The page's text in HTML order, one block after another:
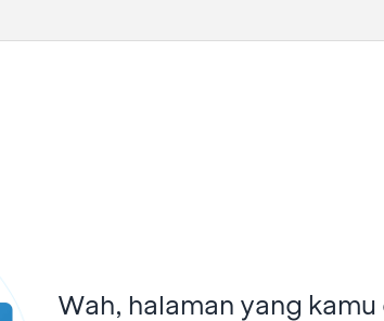
Wah, halaman yang